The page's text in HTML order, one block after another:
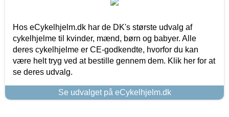
Hos eCykelhjelm.dk har de DK's største udvalg af
cykelhjelme til kvinder, mænd, børn og babyer. Alle
deres cykelhjelme er CE-godkendte, hvorfor du kan
være helt tryg ved at bestille gennem dem. Klik her for at
se deres udvalg.
Se udvalget på eCykelhjelm.dk